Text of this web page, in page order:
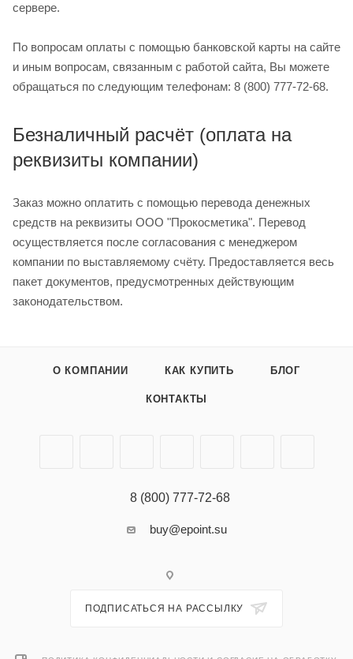
сервере.
По вопросам оплаты с помощью банковской карты на сайте
и иным вопросам, связанным с работой сайта, Вы можете
обращаться по следующим телефонам: 8 (800) 777-72-68.
Безналичный расчёт (оплата на
реквизиты компании)
Заказ можно оплатить с помощью перевода денежных
средств на реквизиты ООО "Прокосметика". Перевод
осуществляется после согласования с менеджером
компании по выставляемому счёту. Предоставляется весь
пакет документов, предусмотренных действующим
законодательством.
О КОМПАНИИ КАК КУПИТЬ БЛОГ
КОНТАКТЫ
8 (800) 777-72-68
buy@epoint.su
ПОДПИСАТЬСЯ НА РАССЫЛКУ